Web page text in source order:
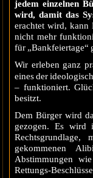
jedem einzelnen
wird, damit das
erachtet wird, kann
nicht mehr
für „Bankfeiertage“
Wir erleben ganz
eines der
– funktioniert.
besitzt.
Dem Bürger wird
gezogen. Es wird
Rechtsgrundlage,
gekommenen
Abstimmungen
Rettungs-